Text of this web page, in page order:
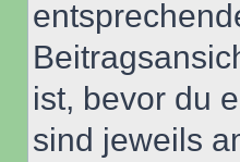
ist, bevor du
sind jeweils